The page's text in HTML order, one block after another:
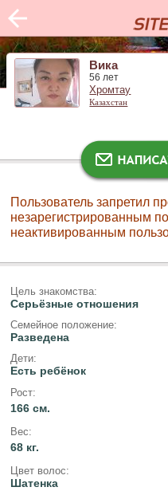
Вика
56 лет
Хромтау
Казахстан
Пользователь запретил
незарегистрированным
неактивированным
Цель знакомства:
Серьёзные отношения
Семейное положение:
Разведена
Дети:
Есть ребёнок
Рост:
166 см.
Вес:
68 кг.
Цвет волос:
Шатенка